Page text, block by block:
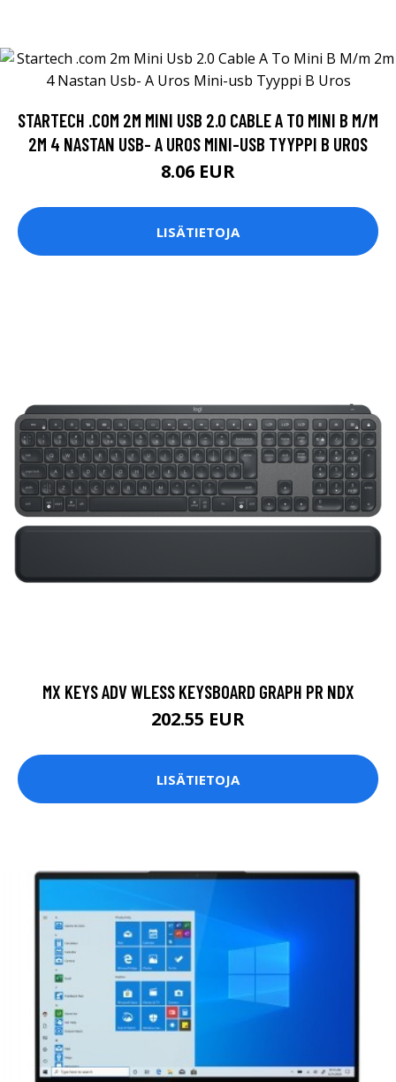
STARTECH .COM 2M MINI USB 2.0 CABLE A TO MINI B M/M
2M 4 NASTAN USB- A UROS MINI-USB TYYPPI B UROS
8.06 EUR
LISÄTIETOJA
MX KEYS ADV WLESS KEYSBOARD GRAPH PR NDX
202.55 EUR
LISÄTIETOJA